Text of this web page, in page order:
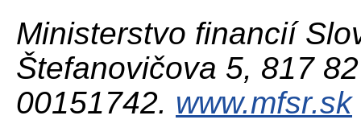
Ministerstvo financií
Štefanovičova 5, 817
00151742. www.mfsr.sk